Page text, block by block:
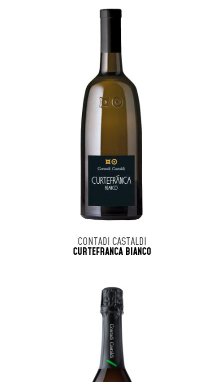
CONTADI CASTALDI
CURTEFRANCA BIANCO